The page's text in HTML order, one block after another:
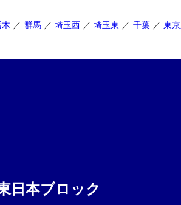
群馬 埼玉西 埼玉東 千葉 東
日本ブロック